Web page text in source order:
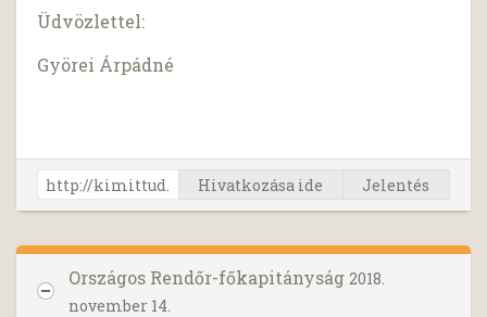
Üdvözlettel:
Györei Árpádné
Hivatkozása ide Jelentés
Országos Rendőr-főkapitányság 2018.
november 14.